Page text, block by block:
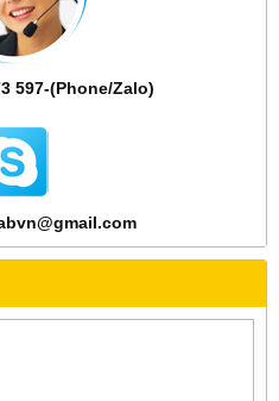
597-(Phone/Zalo)